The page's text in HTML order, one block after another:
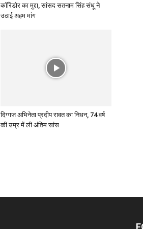
कॉरिडोर का मुद्दा, सांसद सतनाम सिंह संधू ने
उठाई अहम मांग
दिग्गज अभिनेता प्रदीप रावत का निधन, 74 वर्ष
की उम्र में ली अंतिम सांस